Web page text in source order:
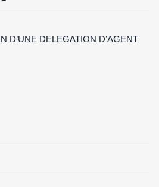
D’UNE DELEGATION D’AGENT